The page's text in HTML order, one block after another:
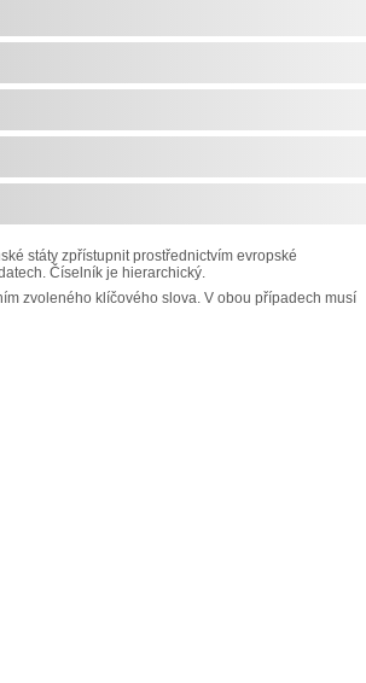
státy zpřístupnit prostřednictvím evropské
Číselník je hierarchický.
zvoleného klíčového slova. V obou případech musí